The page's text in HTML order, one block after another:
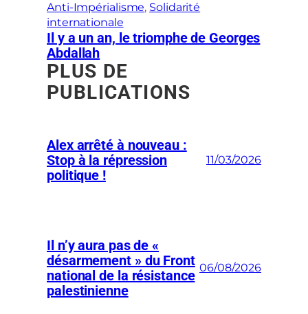
Anti-Impérialisme, Solidarité
internationale
Il y a un an, le triomphe de Georges
Abdallah
PLUS DE
PUBLICATIONS
Alex arrêté à nouveau :
Stop à la répression
politique !
11/03/2026
Il n’y aura pas de «
désarmement » du Front
national de la résistance
palestinienne
06/08/2026